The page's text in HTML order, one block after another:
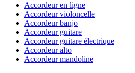
Accordeur en ligne
Accordeur violoncelle
Accordeur banjo
Accordeur guitare
Accordeur guitare électrique
Accordeur alto
Accordeur mandoline